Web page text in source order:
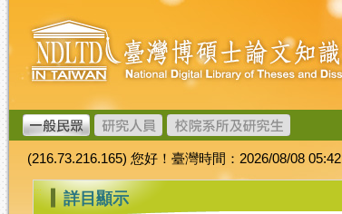
跳
到
主
要
內
容
臺
灣
博
碩
士
論
文
加
值
系
(216.73.216.165) 您好！臺灣時間：2026/08/08 05:42
::: 詳目顯示